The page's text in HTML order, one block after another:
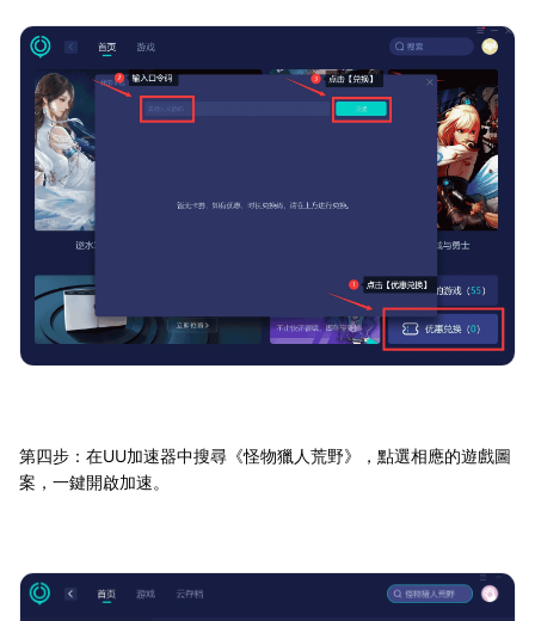
第四步：在UU加速器中搜尋《怪物獵人荒野》，點選相應的遊戲圖
案，一鍵開啟加速。